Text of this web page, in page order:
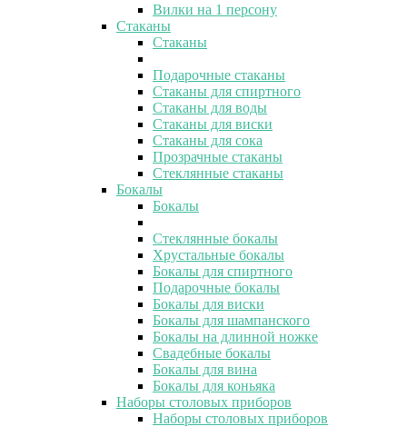
Вилки на 1 персону
Стаканы
Стаканы
Подарочные стаканы
Стаканы для спиртного
Стаканы для воды
Стаканы для виски
Стаканы для сока
Прозрачные стаканы
Стеклянные стаканы
Бокалы
Бокалы
Стеклянные бокалы
Хрустальные бокалы
Бокалы для спиртного
Подарочные бокалы
Бокалы для виски
Бокалы для шампанского
Бокалы на длинной ножке
Свадебные бокалы
Бокалы для вина
Бокалы для коньяка
Наборы столовых приборов
Наборы столовых приборов